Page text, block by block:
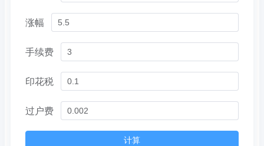
涨幅
手续费
印花税
过户费
计算